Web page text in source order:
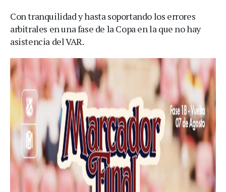
Con tranquilidad y hasta soportando los errores
arbitrales en una fase de la Copa en la que no hay
asistencia del VAR.